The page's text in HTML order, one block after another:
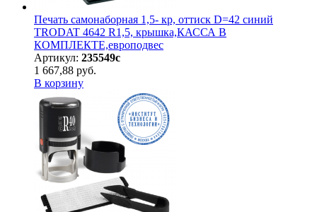
Печать самонаборная 1,5- кр, оттиск D=42 синий
TRODAT 4642 R1,5, крышка,КАССА В
КОМПЛЕКТЕ,европодвес
Артикул: 235549с
1 667,88 руб.
В корзину